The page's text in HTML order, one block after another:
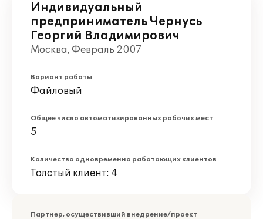
Индивидуальный
предприниматель Чернусь
Георгий Владимирович
Москва, Февраль 2007
Вариант работы
Файловый
Общее число автоматизированных рабочих мест
5
Количество одновременно работающих клиентов
Толстый клиент: 4
Партнер, осуществивший внедрение/проект